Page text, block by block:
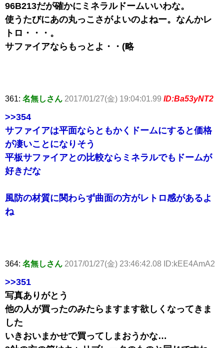
96B213だが確かにミネラルドームいいわな。
使うたびにあの丸っこさがよいのよねー。なんかレ
トロ・・・。
サファイアならもっとよ・・(略
361: 名無しさん 2017/01/27(金) 19:04:01.99 ID:Ba53yNT2
>>354
サファイアは平面ならともかくドームにすると価格
が凄いことになりそう
平板サファイアとの比較ならミネラルでもドームが
好きだな
風防の材質に関わらず曲面の方がレトロ感があるよ
ね
364: 名無しさん 2017/01/27(金) 23:46:42.08 ID:kEE4AmA2
>>351
写真ありがとう
他の人が買ったのみたらますます欲しくなってきま
した
いきおいまかせで買ってしまおうかな…